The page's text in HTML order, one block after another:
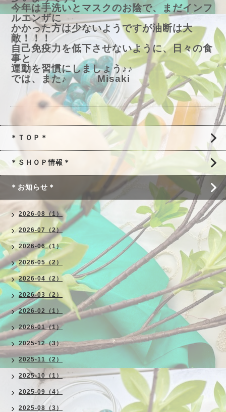
今年は手洗いとマスクのお陰で、まだインフ
ルエンザに
かかった方は少ないようですが油断は大
敵！！！
自己免疫力を低下させないように、日々の食
事と
運動を習慣にしましょう♪♪
では、また♪ Misaki
＊ＴＯＰ＊
＊ＳＨＯＰ情報＊
＊お知らせ＊
2026-08（1）
2026-07（2）
2026-06（1）
2026-05（2）
2026-04（2）
2026-03（2）
2026-02（1）
2026-01（1）
2025-12（3）
2025-11（2）
2025-10（1）
2025-09（4）
2025-08（3）